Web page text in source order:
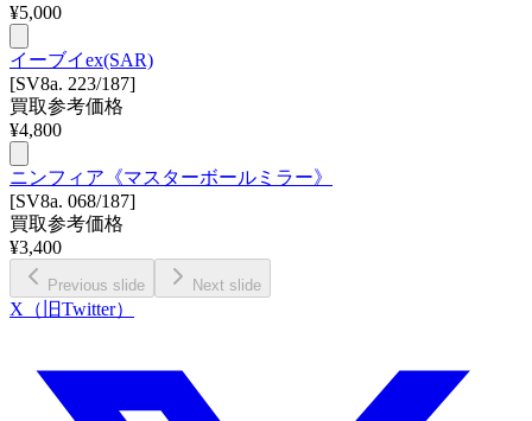
¥5,000
イーブイex(SAR)
[SV8a. 223/187]
買取参考価格
¥4,800
ニンフィア《マスターボールミラー》
[SV8a. 068/187]
買取参考価格
¥3,400
Previous slide Next slide
X（旧Twitter）